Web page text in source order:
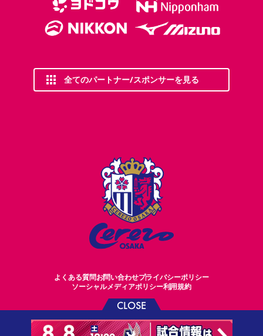
CLOSE
全てのパートナー/スポンサーを見る
よくある質問お問い合わせプライバシーポリシー
ソーシャルメディアポリシー利用規約
©CEREZO OSAKA CO.,LTD.